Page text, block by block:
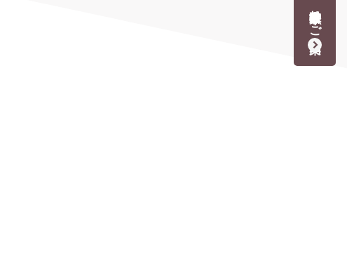
教科書献本のご案内